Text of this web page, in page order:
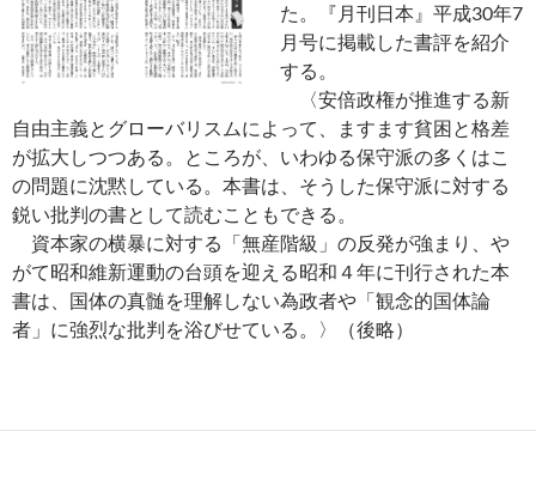
た。『月刊日本』平成30年7
月号に掲載した書評を紹介
する。
〈安倍政権が推進する新
自由主義とグローバリスムによって、ますます貧困と格差
が拡大しつつある。ところが、いわゆる保守派の多くはこ
の問題に沈黙している。本書は、そうした保守派に対する
鋭い批判の書として読むこともできる。
資本家の横暴に対する「無産階級」の反発が強まり、や
がて昭和維新運動の台頭を迎える昭和４年に刊行された本
書は、国体の真髄を理解しない為政者や「観念的国体論
者」に強烈な批判を浴びせている。〉（後略）